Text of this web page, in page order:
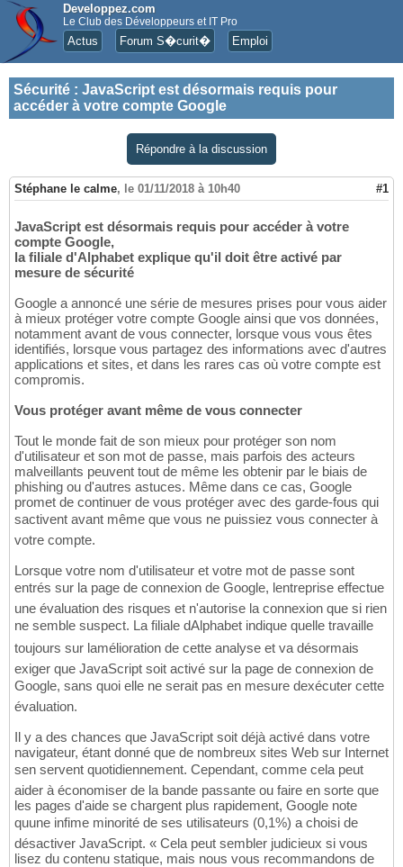
Developpez.com
Le Club des Développeurs et IT Pro
Actus Forum S�curit� Emploi
Sécurité : JavaScript est désormais requis pour
accéder à votre compte Google
Répondre à la discussion
Stéphane le calme, le 01/11/2018 à 10h40 #1
JavaScript est désormais requis pour accéder à votre
compte Google,
la filiale d'Alphabet explique qu'il doit être activé par
mesure de sécurité
Google a annoncé une série de mesures prises pour vous aider
à mieux protéger votre compte Google ainsi que vos données,
notamment avant de vous connecter, lorsque vous vous êtes
identifiés, lorsque vous partagez des informations avec d'autres
applications et sites, et dans les rares cas où votre compte est
compromis.
Vous protéger avant même de vous connecter
Tout le monde fait de son mieux pour protéger son nom
d'utilisateur et son mot de passe, mais parfois des acteurs
malveillants peuvent tout de même les obtenir par le biais de
phishing ou d'autres astuces. Même dans ce cas, Google
promet de continuer de vous protéger avec des garde-fous qui
sactivent avant même que vous ne puissiez vous connecter à
votre compte.
Lorsque votre nom d'utilisateur et votre mot de passe sont
entrés sur la page de connexion de Google, lentreprise effectue
une évaluation des risques et n'autorise la connexion que si rien
ne semble suspect. La filiale dAlphabet indique quelle travaille
toujours sur lamélioration de cette analyse et va désormais
exiger que JavaScript soit activé sur la page de connexion de
Google, sans quoi elle ne serait pas en mesure dexécuter cette
évaluation.
Il y a des chances que JavaScript soit déjà activé dans votre
navigateur, étant donné que de nombreux sites Web sur Internet
sen servent quotidiennement. Cependant, comme cela peut
aider à économiser de la bande passante ou faire en sorte que
les pages d'aide se chargent plus rapidement, Google note
quune infime minorité de ses utilisateurs (0,1%) a choisi de
désactiver JavaScript. « Cela peut sembler judicieux si vous
lisez du contenu statique, mais nous vous recommandons de